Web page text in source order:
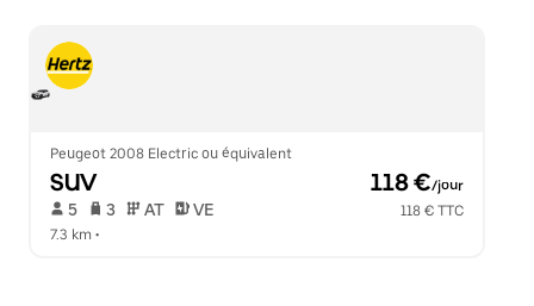
Peugeot 2008 Electric ou équivalent
SUV 118 €/jour
5 3 AT VE
118 € TTC
7.3 km •